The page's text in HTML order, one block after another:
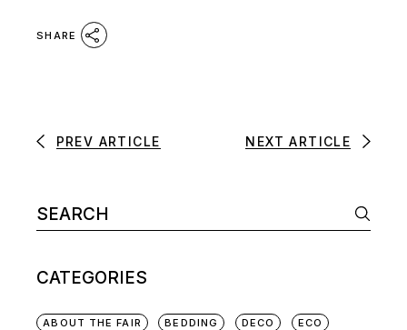
SHARE
PREV ARTICLE NEXT ARTICLE
CATEGORIES
ABOUT THE FAIR BEDDING DECO ECO